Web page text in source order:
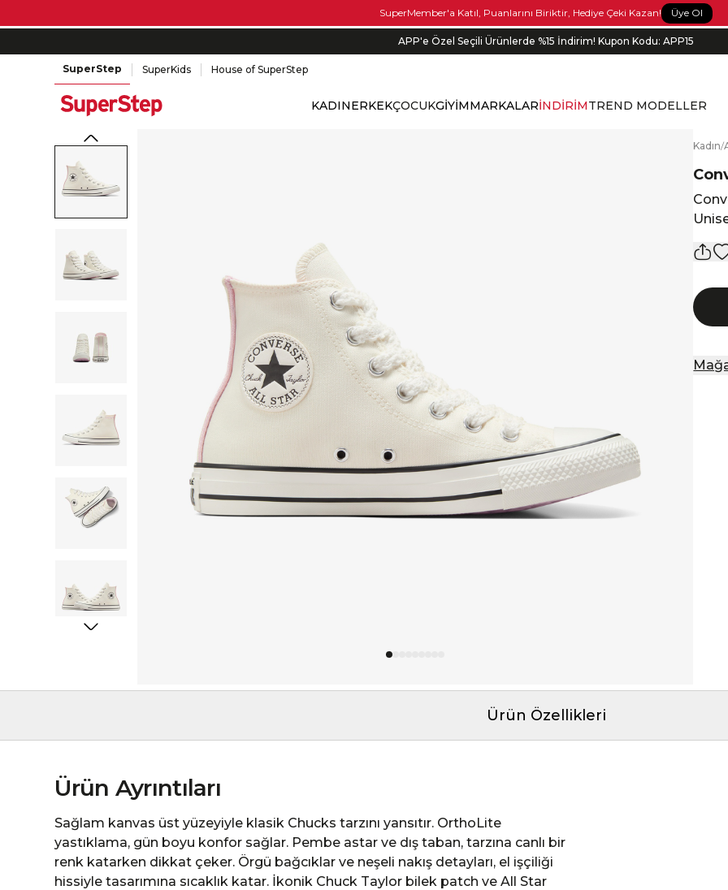
SuperMember'a Katıl, Puanlarını Biriktir, Hediye Çeki Kazan! Üye Ol
APP'e Özel Seçili Ürünlerde %15 İndirim! Kupon Kodu: APP15
SuperStep SuperKids House of SuperStep
KADINERKEKÇOCUKGİYİMMARKALARİNDİRİMTREND MODELLER
Kadın/
Ürün Özellikleri
Ürün Ayrıntıları
Sağlam kanvas üst yüzeyiyle klasik Chucks tarzını yansıtır. OrthoLite
yastıklama, gün boyu konfor sağlar. Pembe astar ve dış taban, tarzına canlı bir
renk katarken dikkat çeker. Örgü bağcıklar ve neşeli nakış detayları, el işçiliği
hissiyle tasarımına sıcaklık katar. İkonik Chuck Taylor bilek patch ve All Star